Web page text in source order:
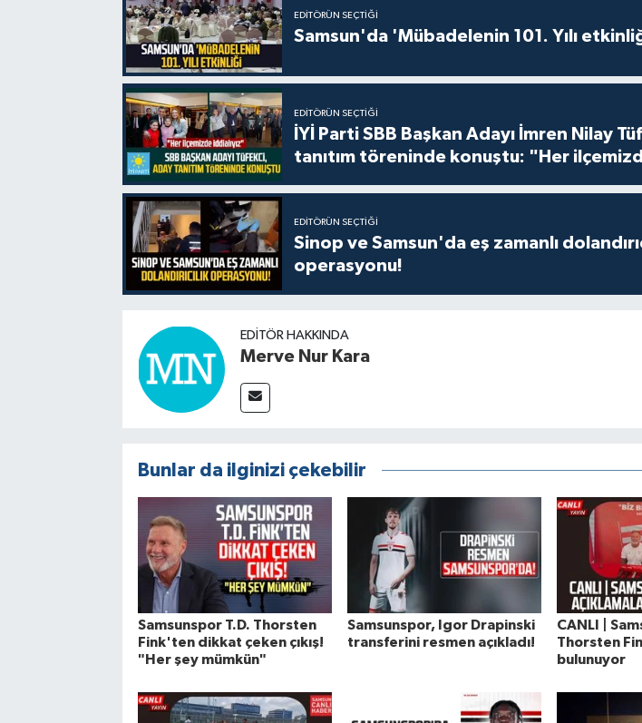
EDITÖRÜN SEÇTIĞI
Samsun'da 'Mübadelenin 101. Yılı
EDITÖRÜN SEÇTIĞI
İYİ Parti SBB Başkan Adayı İmren Nilay
tanıtım töreninde konuştu: "Her
EDITÖRÜN SEÇTIĞI
Sinop ve Samsun'da eş zamanlı
operasyonu!
EDITÖR HAKKINDA
Merve Nur Kara
Bunlar da ilginizi çekebilir
Samsunspor T.D. Thorsten
Fink'ten dikkat çeken çıkış!
"Her şey mümkün"
Samsunspor, Igor Drapinski
transferini resmen açıkladı!
CANLI |
Thorsten
bulunuyor